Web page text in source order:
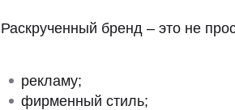
Раскрученный бренд – это не
рекламу;
фирменный стиль;